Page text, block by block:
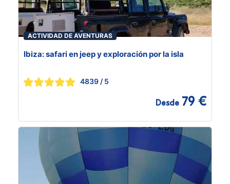
ACTIVIDAD DE AVENTURAS
Ibiza: safari en jeep y exploración por la isla
4839 / 5
Desde 79 €